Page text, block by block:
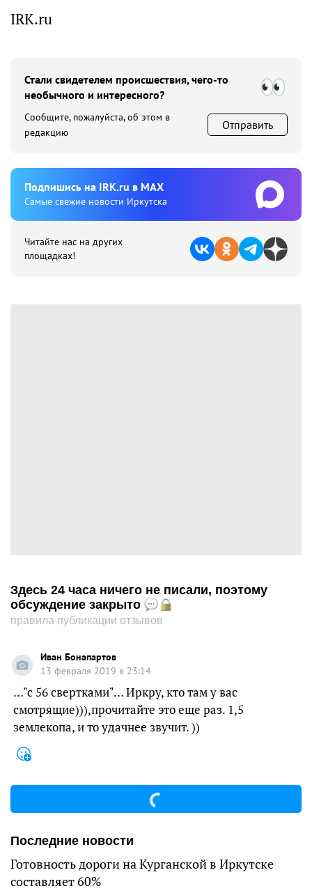
IRK.ru
Стали свидетелем происшествия, чего-то
необычного и интересного?
Сообщите, пожалуйста, об этом в
редакцию
Отправить
Подпишиcь на IRK.ru в MAX
Cамые свежие новости Иркутска
Читайте нас на других
площадках!
Здесь 24 часа ничего не писали, поэтому
обсуждение закрыто
правила публикации отзывов
Иван Бонапартов
13 февраля 2019 в 23:14
…"с 56 свертками"… Иркру, кто там у вас
смотрящие))),прочитайте это еще раз. 1,5
землекопа, и то удачнее звучит. ))
Последние новости
Готовность дороги на Курганской в Иркутске
составляет 60%